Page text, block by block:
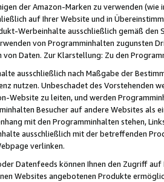
der Amazon-Marken zu verwenden
auf Ihrer Website und in
Werbeinhalte ausschließlich gemäß
von Programminhalten zugunsten
von Daten. Zur Klarstellung: Zu den
ausschließlich nach Maßgabe der
nutzen. Unbeschadet des Vorstehenden
Website zu leiten, und werden
Besucher auf andere Websites als
mit den Programminhalten stehen,
ausschließlich mit der betreffenden
verlinken.
Datenfeeds können Ihnen den Zugriff
Websites angebotenen Produkte